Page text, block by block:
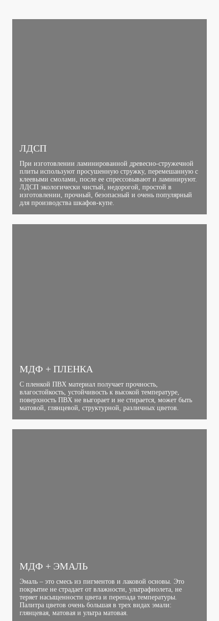
ЛДСП
При изготовлении ламинированной древесно-стружечной
плиты используют просушенную стружку, перемешанную с
клеевыми смолами, после ее спрессовывают и ламинируют.
ЛДСП экологически чистый, недорогой, простой в
изготовлении, прочный, безопасный и очень популярный
для производства шкафов-купе.
МДФ + ПЛЕНКА
С пленкой ПВХ материал получает прочность,
влагостойкость, устойчивость к высокой температуре,
поверхность ПВХ не выгорает и не стирается, может быть
матовой, глянцевой, структурной, различных цветов.
МДФ + ЭМАЛЬ
Эмаль – это смесь из пигментов и лаковой основы. Это
покрытие не страдает от влажности, ультрафиолета, не
теряет насыщенности цвета и перепада температуры.
Палитра цветов очень большая в трех видах эмали:
глянцевая, матовая и ультра матовая.